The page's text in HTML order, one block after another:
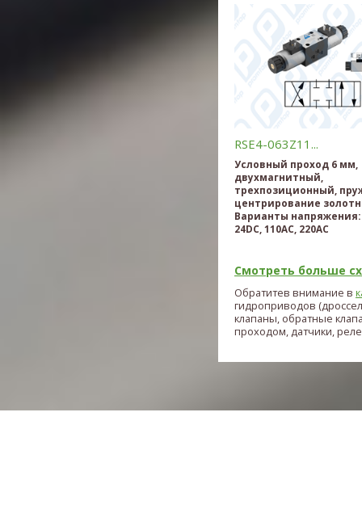
RSE4-063Z11...
Условный проход 6 мм,
двухмагнитный,
трехпозиционный,
центрирование
Варианты напряжения:
24DC, 110AC, 220AC
Смотреть больше
Обратитев внимание в
гидроприводов
клапаны, обратные
проходом, датчики, реле